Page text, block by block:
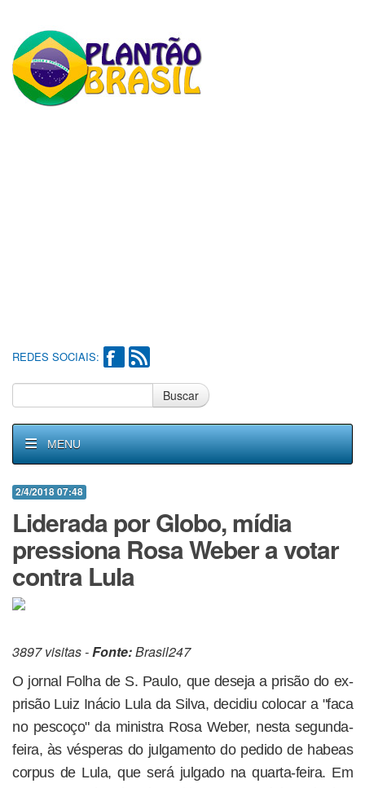
REDES SOCIAIS:
Buscar
MENU
2/4/2018 07:48
Liderada por Globo, mídia
pressiona Rosa Weber a votar
contra Lula
3897 visitas -Fonte:Brasil247
O jornal Folha de S. Paulo, que deseja a prisão do ex-
prisão Luiz Inácio Lula da Silva, decidiu colocar a "faca
no pescoço" da ministra Rosa Weber, nesta segunda-
feira, às vésperas do julgamento do pedido de habeas
corpus de Lula, que será julgado na quarta-feira. Em